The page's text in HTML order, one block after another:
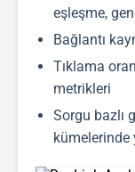
eşleşme,
Bağlantı
Tıklama
metrikleri
Sorgu bazlı
kümelerinde